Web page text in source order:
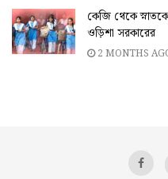
কেজি থেকে
ওড়িশা সরকারের
2 MONTHS